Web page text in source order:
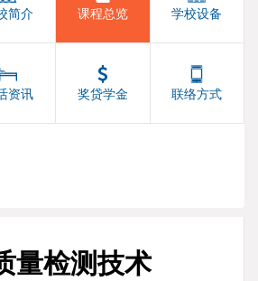
简介 课程总览 学校设备
资讯 奖贷学金 联络方式
量检测技术